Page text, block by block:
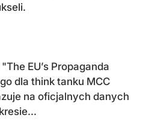
EU’s Propaganda
dla think tanku MCC
na oficjalnych danych